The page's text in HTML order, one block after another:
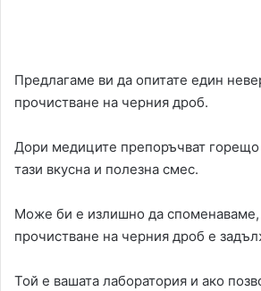
Предлагаме ви да опитате един
прочистване на черния дроб.
Дори медиците препоръчват горещо
тази вкусна и полезна смес.
Може би е излишно да споменаваме,
прочистване на черния дроб е
Той е вашата лаборатория и ако